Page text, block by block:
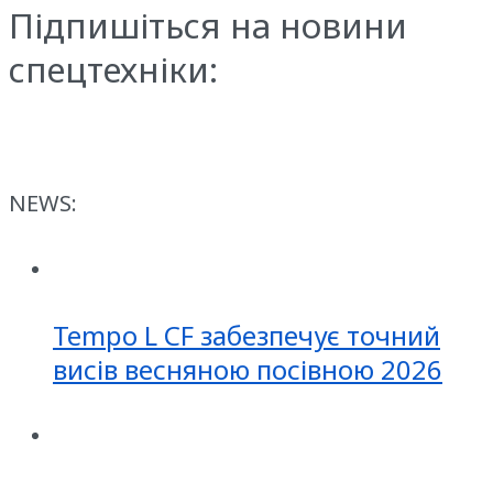
Підпишіться на новини
спецтехніки:
NEWS:
Tempo L CF забезпечує точний
висів весняною посівною 2026